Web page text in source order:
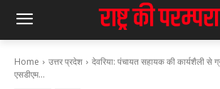
Home उत्तर प्रदेश
देवरिया: पंचायत सहायक की कार्यशैली से
एसडीएम...